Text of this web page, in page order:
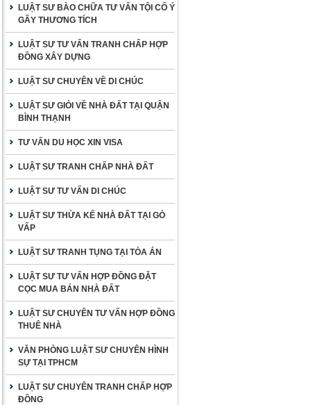
LUẬT SƯ BÀO CHỮA TƯ VẤN TỘI CỐ Ý
GÂY THƯƠNG TÍCH
LUẬT SƯ TƯ VẤN TRANH CHẤP HỢP
ĐỒNG XÂY DỰNG
LUẬT SƯ CHUYÊN VỀ DI CHÚC
LUẬT SƯ GIỎI VỀ NHÀ ĐẤT TẠI QUẬN
BÌNH THẠNH
TƯ VẤN DU HỌC XIN VISA
LUẬT SƯ TRANH CHẤP NHÀ ĐẤT
LUẬT SƯ TƯ VẤN DI CHÚC
LUẬT SƯ THỪA KẾ NHÀ ĐẤT TẠI GÒ
VẤP
LUẬT SƯ TRANH TỤNG TẠI TÒA ÁN
LUẬT SƯ TƯ VẤN HỢP ĐỒNG ĐẶT
CỌC MUA BÁN NHÀ ĐẤT
LUẬT SƯ CHUYÊN TƯ VẤN HỢP ĐỒNG
THUÊ NHÀ
VĂN PHÒNG LUẬT SƯ CHUYÊN HÌNH
SỰ TẠI TPHCM
LUẬT SƯ CHUYÊN TRANH CHẤP HỢP
ĐỒNG